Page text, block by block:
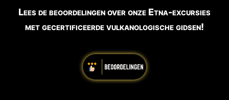
Lees de beoordelingen over onze Etna-excursies
met gecertificeerde vulkanologische gidsen!